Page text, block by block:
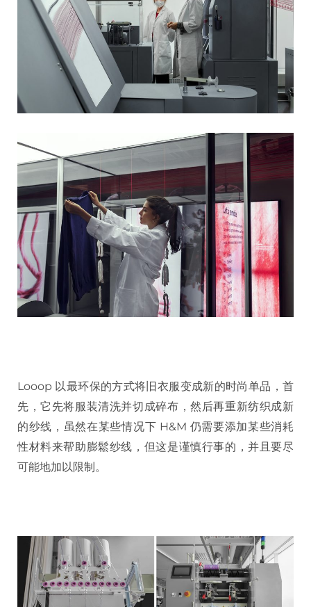
Looop 以最环保的方式将旧衣服变成新的时尚单品，首
先，它先将服装清洗并切成碎布，然后再重新纺织成新
的纱线，虽然在某些情况下 H&M 仍需要添加某些消耗
性材料来帮助膨鬆纱线，但这是谨慎行事的，并且要尽
可能地加以限制。